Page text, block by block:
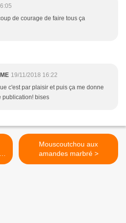
de courage de faire tous ça
19/11/2018 16:22
c'est par plaisir et puis ça me donne
publication! bises
Mouscoutchou aux
amandes marbré >